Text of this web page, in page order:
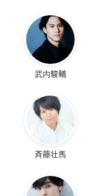
武内駿輔
斉藤壮馬